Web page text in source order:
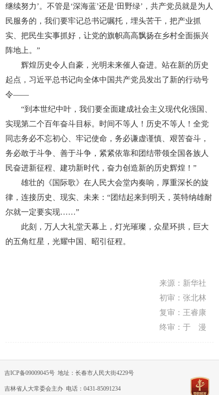
继续努力’。不管是‘深海蓝’还是‘田野绿’，共产党员就是为人
民服务的，我们要牢记总书记嘱托，埋头苦干，把产业抓
实、把民生实事抓好，让党的旗帜高高飘扬在乡村全面振兴
阵地上。”
辉煌历史令人自豪，光明未来催人奋进。站在新的历史
起点，习近平总书记向全体中国共产党员发出了新的行动号
令——
“到本世纪中叶，我们要全面建成社会主义现代化强国、
实现第二个百年奋斗目标。时间不等人！历史不等人！全党
同志务必不忘初心、牢记使命，务必谦虚谨慎、艰苦奋斗，
务必敢于斗争、善于斗争，紧紧依靠和团结带领全国各族人
民奋进新征程、建功新时代，奋力创造新的历史辉煌！”
雄壮的《国际歌》在人民大会堂内奏响，厚重深长的旋
律，连接历史、现实、未来：“团结起来到明天，英特纳雄耐
尔就一定要实现……”
此刻，万人大礼堂天幕上，灯光璀璨，众星环拱，巨大
的五角红星，光耀中国、昭引征程。
来源： 新华社
初审：张北林
复审：王睿康
终审：于 漫
吉ICP备09009045号地址：长春市人民大街4229号
吉林省人大常委会主办 电话：0431-85091234